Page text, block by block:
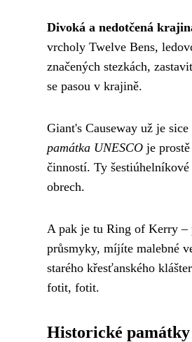
Divoká a nedotčená
vrcholy Twelve Bens,
značených stezkách,
se pasou v krajině.
Giant's Causeway už je
památka UNESCO je
činností. Ty
obrech.
A pak je tu Ring of Kerry –
průsmyky, míjíte malebné
starého křesťanského
fotit, fotit.
Historické